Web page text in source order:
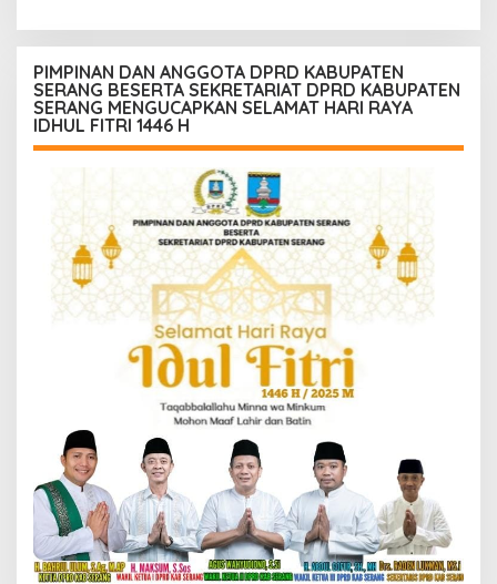
PIMPINAN DAN ANGGOTA DPRD KABUPATEN
SERANG BESERTA SEKRETARIAT DPRD KABUPATEN
SERANG MENGUCAPKAN SELAMAT HARI RAYA
IDHUL FITRI 1446 H